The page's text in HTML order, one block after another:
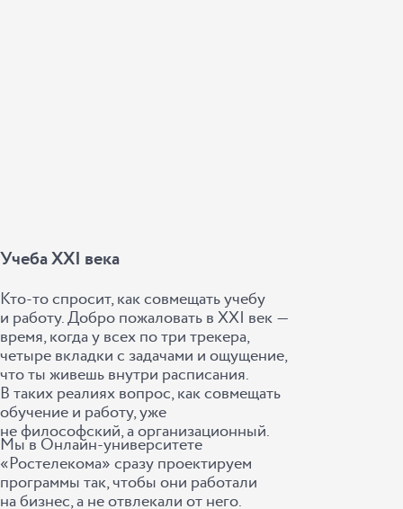
Учеба XXI века
Кто-то спросит, как совмещать учебу
и работу. Добро пожаловать в XXI век ―
время, когда у всех по три трекера,
четыре вкладки с задачами и ощущение,
что ты живешь внутри расписания.
В таких реалиях вопрос, как совмещать
обучение и работу, уже
не философский, а организационный.
Мы в Онлайн-университете
«Ростелекома» сразу проектируем
программы так, чтобы они работали
на бизнес, а не отвлекали от него.